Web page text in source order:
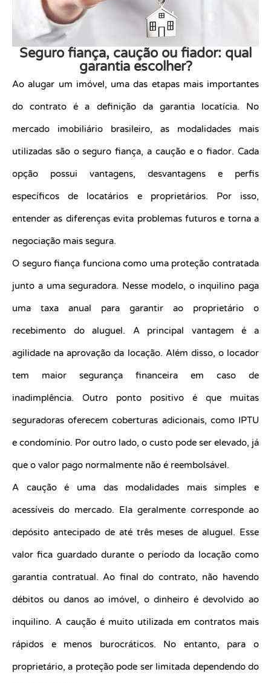
Seguro fiança, caução ou fiador: qual
garantia escolher?
Ao alugar um imóvel, uma das etapas mais importantes
do contrato é a definição da garantia locatícia. No
mercado imobiliário brasileiro, as modalidades mais
utilizadas são o seguro fiança, a caução e o fiador. Cada
opção possui vantagens, desvantagens e perfis
específicos de locatários e proprietários. Por isso,
entender as diferenças evita problemas futuros e torna a
negociação mais segura.
O seguro fiança funciona como uma proteção contratada
junto a uma seguradora. Nesse modelo, o inquilino paga
uma taxa anual para garantir ao proprietário o
recebimento do aluguel. A principal vantagem é a
agilidade na aprovação da locação. Além disso, o locador
tem maior segurança financeira em caso de
inadimplência. Outro ponto positivo é que muitas
seguradoras oferecem coberturas adicionais, como IPTU
e condomínio. Por outro lado, o custo pode ser elevado, já
que o valor pago normalmente não é reembolsável.
A caução é uma das modalidades mais simples e
acessíveis do mercado. Ela geralmente corresponde ao
depósito antecipado de até três meses de aluguel. Esse
valor fica guardado durante o período da locação como
garantia contratual. Ao final do contrato, não havendo
débitos ou danos ao imóvel, o dinheiro é devolvido ao
inquilino. A caução é muito utilizada em contratos mais
rápidos e menos burocráticos. No entanto, para o
proprietário, a proteção pode ser limitada dependendo do